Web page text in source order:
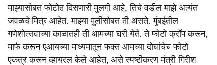
माझ्यासोबत फोटोत दिसणारी मुलगी आहे, तिचे वडील माझे अत्यंत
जवळचे मित्र आहेत. माझ्या मुलीसोबत ती असते. मुंबईतील
गणेशोत्सवाच्या काळातही ती आमच्या घरी येते. ते फोटो क्रॉप करून,
मार्फ करून एआयच्या माध्यमातून फक्त आमच्या दोघांचेच फोटो
एकत्र करून व्हायरल केले आहेत, असे स्पष्टीकरण मंत्री गिरीश